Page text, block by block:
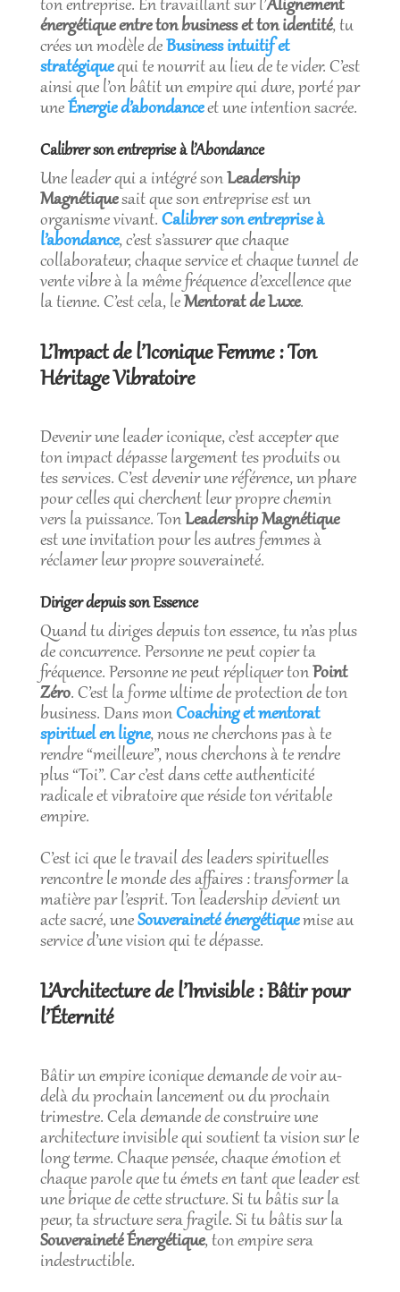
ton entreprise. En travaillant sur l’Alignement
énergétique entre ton business et ton identité, tu
crées un modèle deBusiness intuitif et
stratégiquequi te nourrit au lieu de te vider. C’est
ainsi que l’on bâtit un empire qui dure, porté par
uneÉnergie d’abondanceet une intention sacrée.
Calibrer son entreprise à l’Abondance
Une leader qui a intégré sonLeadership
Magnétiquesait que son entreprise est un
organisme vivant. Calibrer son entreprise à
l’abondance, c’est s’assurer que chaque
collaborateur, chaque service et chaque tunnel de
vente vibre à la même fréquence d’excellence que
la tienne. C’est cela, leMentorat de Luxe.
L’Impact de l’Iconique Femme : Ton
Héritage Vibratoire
Devenir une leader iconique, c’est accepter que
ton impact dépasse largement tes produits ou
tes services. C’est devenir une référence, un phare
pour celles qui cherchent leur propre chemin
vers la puissance. TonLeadership Magnétique
est une invitation pour les autres femmes à
réclamer leur propre souveraineté.
Diriger depuis son Essence
Quand tu diriges depuis ton essence, tu n’as plus
de concurrence. Personne ne peut copier ta
fréquence. Personne ne peut répliquer tonPoint
Zéro. C’est la forme ultime de protection de ton
business. Dans monCoaching et mentorat
spirituel en ligne, nous ne cherchons pas à te
rendre “meilleure”, nous cherchons à te rendre
plus “Toi”. Car c’est dans cette authenticité
radicale et vibratoire que réside ton véritable
empire.
C’est ici que le travail des leaders spirituelles
rencontre le monde des affaires : transformer la
matière par l’esprit. Ton leadership devient un
acte sacré, uneSouveraineté énergétiquemise au
service d’une vision qui te dépasse.
L’Architecture de l’Invisible : Bâtir pour
l’Éternité
Bâtir un empire iconique demande de voir au-
delà du prochain lancement ou du prochain
trimestre. Cela demande de construire une
architecture invisible qui soutient ta vision sur le
long terme. Chaque pensée, chaque émotion et
chaque parole que tu émets en tant que leader est
une brique de cette structure. Si tu bâtis sur la
peur, ta structure sera fragile. Si tu bâtis sur la
Souveraineté Énergétique, ton empire sera
indestructible.